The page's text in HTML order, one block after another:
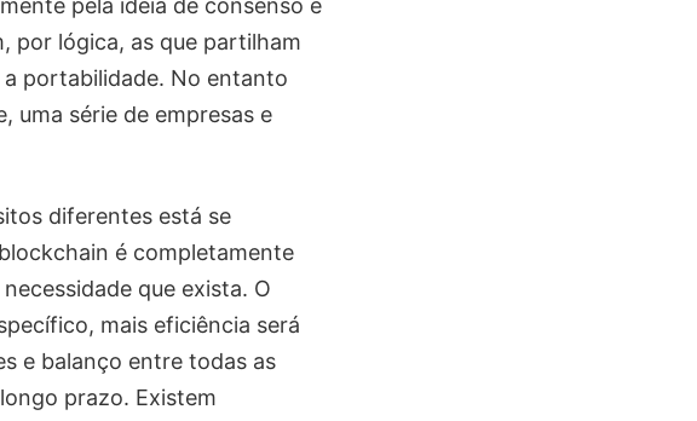
pela ideia de consenso e
por lógica, as que partilham
portabilidade. No entanto
uma série de empresas e
diferentes está se
é completamente
que exista. O
mais eficiência será
e balanço entre todas as
prazo. Existem